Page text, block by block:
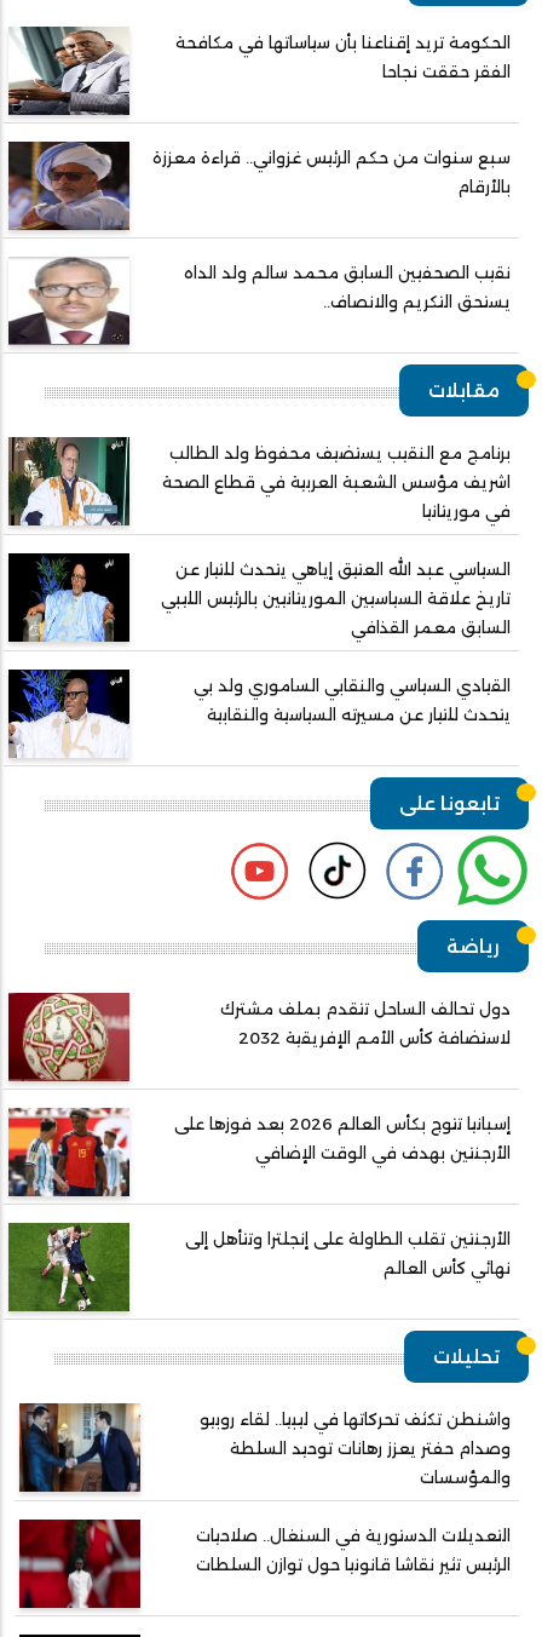
الحكومة تريد إقناعنا بأن سياساتها في مكافحة
الفقر حققت نجاحا
سبع سنوات من حكم الرئيس غزواني.. قراءة معززة
بالأرقام
نقيب الصحفيين السابق محمد سالم ولد الداه
يستحق التكريم والانصاف..
مقابلات
برنامج مع النقيب يستضيف محفوظ ولد الطالب
اشريف مؤسس الشعبة العربية في قطاع الصحة
في موريتانيا
السياسي عبد الله العتيق إياهي يتحدث للتيار عن
تاريخ علاقة السياسيين الموريتانيين بالرئيس الليبي
السابق معمر القذافي
القيادي السياسي والنقابي الساموري ولد بي
يتحدث للتيار عن مسيرته السياسية والنقابية
تابعونا على
رياضة
دول تحالف الساحل تتقدم بملف مشترك
لاستضافة كأس الأمم الإفريقية 2032
إسبانيا تتوج بكأس العالم 2026 بعد فوزها على
الأرجنتين بهدف في الوقت الإضافي
الأرجنتين تقلب الطاولة على إنجلترا وتتأهل إلى
نهائي كأس العالم
تحليلات
واشنطن تكثف تحركاتها في ليبيا.. لقاء روبيو
وصدام حفتر يعزز رهانات توحيد السلطة
والمؤسسات
التعديلات الدستورية في السنغال.. صلاحيات
الرئيس تثير نقاشا قانونيا حول توازن السلطات